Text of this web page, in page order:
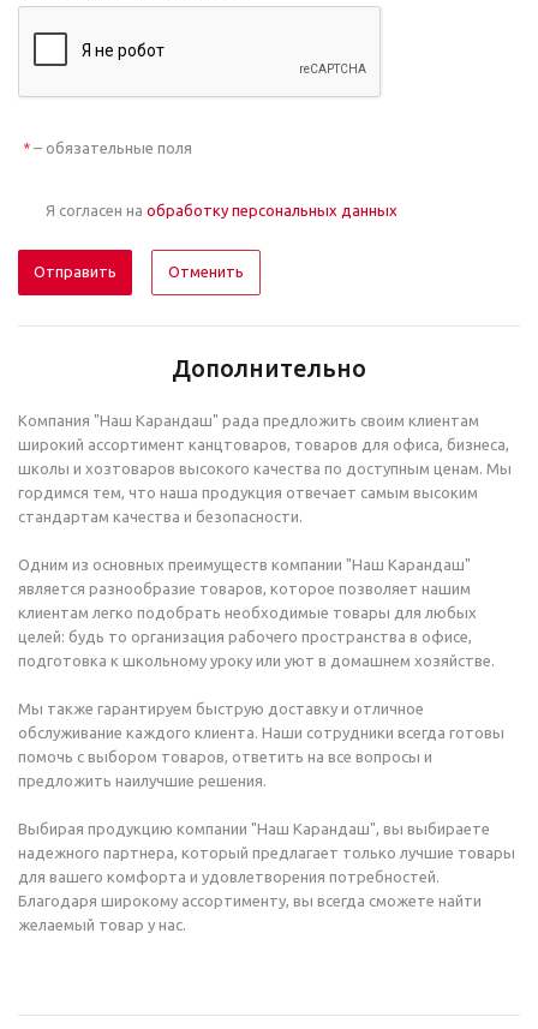
* – обязательные поля
Я согласен на обработку персональных данных
Отменить
Дополнительно
Компания "Наш Карандаш" рада предложить своим клиентам
широкий ассортимент канцтоваров, товаров для офиса, бизнеса,
школы и хозтоваров высокого качества по доступным ценам. Мы
гордимся тем, что наша продукция отвечает самым высоким
стандартам качества и безопасности.
Одним из основных преимуществ компании "Наш Карандаш"
является разнообразие товаров, которое позволяет нашим
клиентам легко подобрать необходимые товары для любых
целей: будь то организация рабочего пространства в офисе,
подготовка к школьному уроку или уют в домашнем хозяйстве.
Мы также гарантируем быструю доставку и отличное
обслуживание каждого клиента. Наши сотрудники всегда готовы
помочь с выбором товаров, ответить на все вопросы и
предложить наилучшие решения.
Выбирая продукцию компании "Наш Карандаш", вы выбираете
надежного партнера, который предлагает только лучшие товары
для вашего комфорта и удовлетворения потребностей.
Благодаря широкому ассортименту, вы всегда сможете найти
желаемый товар у нас.